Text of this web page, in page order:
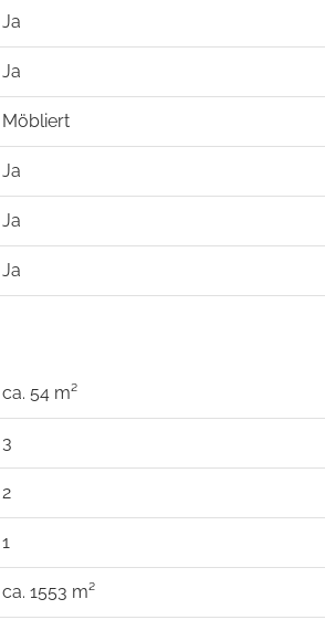
Ja
Ja
Möbliert
Ja
Ja
Ja
ca. 54 m²
3
2
1
ca. 1553 m²